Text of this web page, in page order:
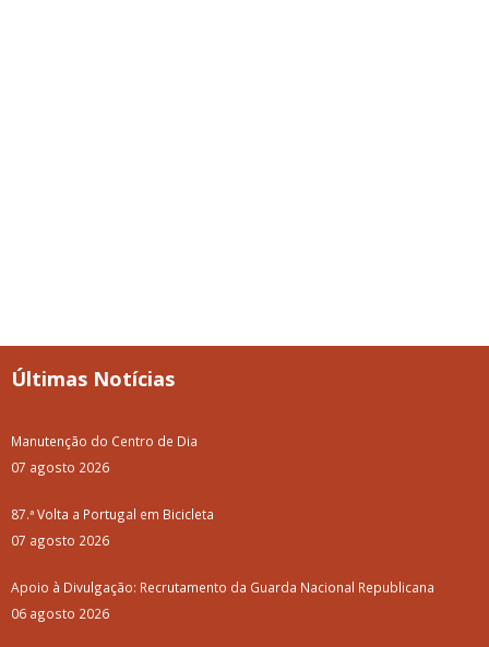
Últimas Notícias
Manutenção do Centro de Dia
07 agosto 2026
87.ª Volta a Portugal em Bicicleta
07 agosto 2026
Apoio à Divulgação: Recrutamento da Guarda Nacional Republicana
06 agosto 2026